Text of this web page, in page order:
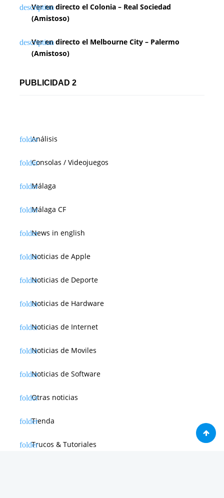
Ver en directo el Colonia – Real Sociedad
(Amistoso)
Ver en directo el Melbourne City – Palermo
(Amistoso)
PUBLICIDAD 2
Análisis
Consolas / Videojuegos
Málaga
Málaga CF
News in english
Noticias de Apple
Noticias de Deporte
Noticias de Hardware
Noticias de Internet
Noticias de Moviles
Noticias de Software
Otras noticias
Tienda
Trucos & Tutoriales